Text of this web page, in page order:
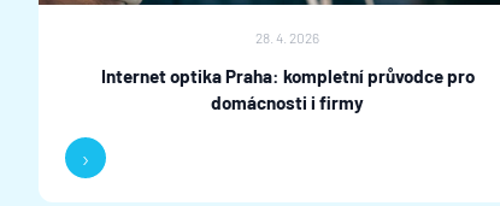
28. 4. 2026
Internet optika Praha: kompletní průvodce pro
domácnosti i firmy
›